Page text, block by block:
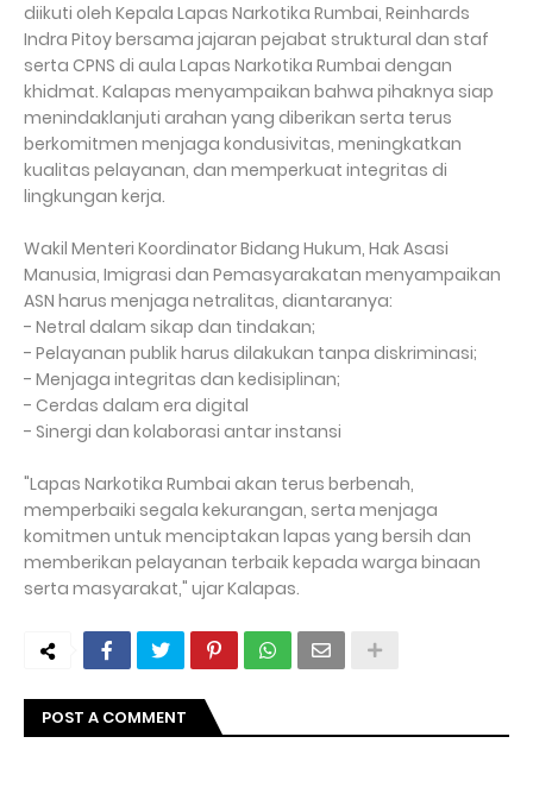
diikuti oleh Kepala Lapas Narkotika Rumbai, Reinhards
Indra Pitoy bersama jajaran pejabat struktural dan staf
serta CPNS di aula Lapas Narkotika Rumbai dengan
khidmat. Kalapas menyampaikan bahwa pihaknya siap
menindaklanjuti arahan yang diberikan serta terus
berkomitmen menjaga kondusivitas, meningkatkan
kualitas pelayanan, dan memperkuat integritas di
lingkungan kerja.
Wakil Menteri Koordinator Bidang Hukum, Hak Asasi
Manusia, Imigrasi dan Pemasyarakatan menyampaikan
ASN harus menjaga netralitas, diantaranya:
- Netral dalam sikap dan tindakan;
- Pelayanan publik harus dilakukan tanpa diskriminasi;
- Menjaga integritas dan kedisiplinan;
- Cerdas dalam era digital
- Sinergi dan kolaborasi antar instansi
"Lapas Narkotika Rumbai akan terus berbenah,
memperbaiki segala kekurangan, serta menjaga
komitmen untuk menciptakan lapas yang bersih dan
memberikan pelayanan terbaik kepada warga binaan
serta masyarakat," ujar Kalapas.
POST A COMMENT